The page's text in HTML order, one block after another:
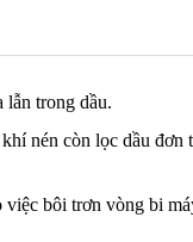
lẫn trong dầu.
nén còn lọc dầu
bôi trơn vòng bi